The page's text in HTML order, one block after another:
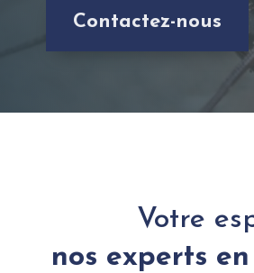
Contactez-nous
Votre
nos experts